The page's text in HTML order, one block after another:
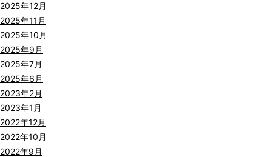
2025年12月
2025年11月
2025年10月
2025年9月
2025年7月
2025年6月
2023年2月
2023年1月
2022年12月
2022年10月
2022年9月